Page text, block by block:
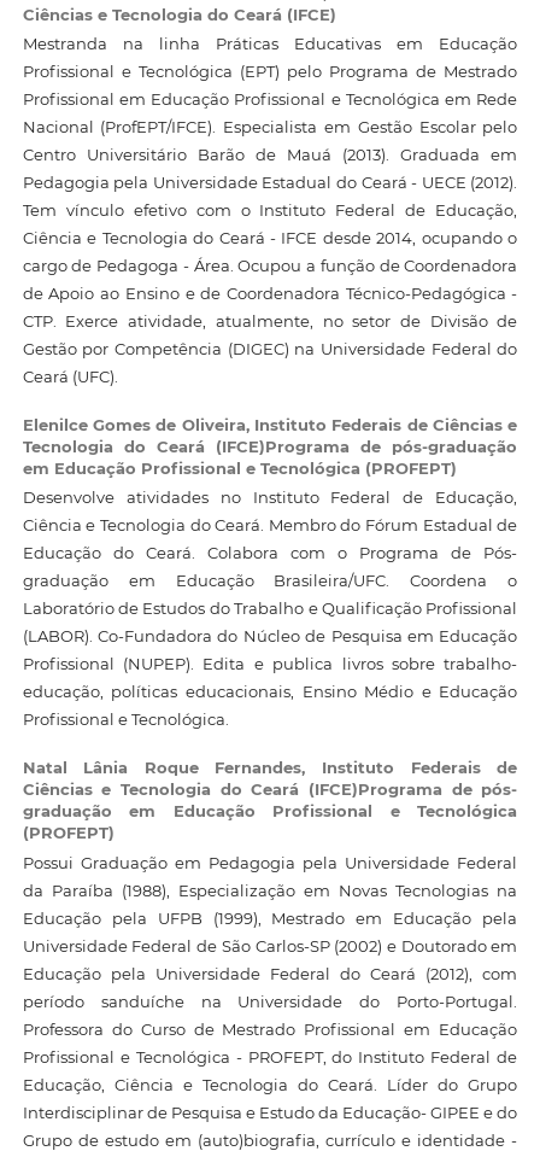
Ciências e Tecnologia do Ceará (IFCE)
Mestranda na linha Práticas Educativas em Educação
Profissional e Tecnológica (EPT) pelo Programa de Mestrado
Profissional em Educação Profissional e Tecnológica em Rede
Nacional (ProfEPT/IFCE). Especialista em Gestão Escolar pelo
Centro Universitário Barão de Mauá (2013). Graduada em
Pedagogia pela Universidade Estadual do Ceará - UECE (2012).
Tem vínculo efetivo com o Instituto Federal de Educação,
Ciência e Tecnologia do Ceará - IFCE desde 2014, ocupando o
cargo de Pedagoga - Área. Ocupou a função de Coordenadora
de Apoio ao Ensino e de Coordenadora Técnico-Pedagógica -
CTP. Exerce atividade, atualmente, no setor de Divisão de
Gestão por Competência (DIGEC) na Universidade Federal do
Ceará (UFC).
Elenilce Gomes de Oliveira, Instituto Federais de Ciências e
Tecnologia do Ceará (IFCE)Programa de pós-graduação
em Educação Profissional e Tecnológica (PROFEPT)
Desenvolve atividades no Instituto Federal de Educação,
Ciência e Tecnologia do Ceará. Membro do Fórum Estadual de
Educação do Ceará. Colabora com o Programa de Pós-
graduação em Educação Brasileira/UFC. Coordena o
Laboratório de Estudos do Trabalho e Qualificação Profissional
(LABOR). Co-Fundadora do Núcleo de Pesquisa em Educação
Profissional (NUPEP). Edita e publica livros sobre trabalho-
educação, políticas educacionais, Ensino Médio e Educação
Profissional e Tecnológica.
Natal Lânia Roque Fernandes, Instituto Federais de
Ciências e Tecnologia do Ceará (IFCE)Programa de pós-
graduação em Educação Profissional e Tecnológica
(PROFEPT)
Possui Graduação em Pedagogia pela Universidade Federal
da Paraíba (1988), Especialização em Novas Tecnologias na
Educação pela UFPB (1999), Mestrado em Educação pela
Universidade Federal de São Carlos-SP (2002) e Doutorado em
Educação pela Universidade Federal do Ceará (2012), com
período sanduíche na Universidade do Porto-Portugal.
Professora do Curso de Mestrado Profissional em Educação
Profissional e Tecnológica - PROFEPT, do Instituto Federal de
Educação, Ciência e Tecnologia do Ceará. Líder do Grupo
Interdisciplinar de Pesquisa e Estudo da Educação- GIPEE e do
Grupo de estudo em (auto)biografia, currículo e identidade -